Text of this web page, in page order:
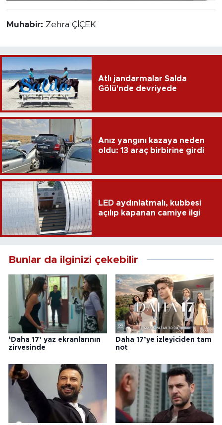
Muhabir: Zehra ÇİÇEK
Atlı jandarmalar Salda
Gölü'nde devriyede
Anız yangını kazaya neden
oldu: 13 araç birbirine girdi
LED aydınlatmalı, kubbesi
açılıp kapanan camiye ilgi
Bunlar da ilginizi çekebilir
‘Daha 17’ yaz ekranlarının
zirvesinde
Daha 17’ye izleyiciden tam
not